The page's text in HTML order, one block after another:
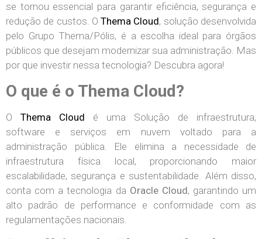
se tornou essencial para garantir eficiência, segurança e
redução de custos. OThema Cloud, solução desenvolvida
pelo Grupo Thema/Pólis, é a escolha ideal para órgãos
públicos que desejam modernizar sua administração. Mas
por que investir nessa tecnologia? Descubra agora!
O que é o Thema Cloud?
O Thema Cloud é uma Solução de infraestrutura,
software e serviços em nuvem voltado para a
administração pública. Ele elimina a necessidade de
infraestrutura física local, proporcionando maior
escalabilidade, segurança e sustentabilidade. Além disso,
conta com a tecnologia da Oracle Cloud, garantindo um
alto padrão de performance e conformidade com as
regulamentações nacionais.